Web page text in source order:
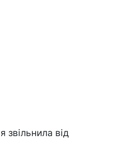
звільнила від